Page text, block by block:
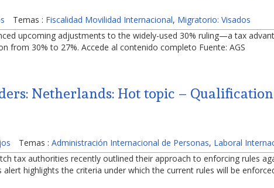
Temas : Fiscalidad Movilidad Internacional, Migratorio: Visados
upcoming adjustments to the widely-used 30% ruling—a tax
from 30% to 27%. Accede al contenido completo Fuente: AGS
Netherlands: Hot topic –
Temas : Administración Internacional de Personas, Laboral
tax authorities recently outlined their approach to enforcing rules
alert highlights the criteria under which the current rules will be